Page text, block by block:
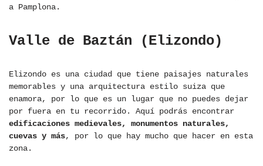
a Pamplona.
Valle de Baztán (Elizondo)
Elizondo es una ciudad que tiene paisajes naturales
memorables y una arquitectura estilo suiza que
enamora, por lo que es un lugar que no puedes dejar
por fuera en tu recorrido. Aquí podrás encontrar
edificaciones medievales, monumentos naturales,
cuevas y más, por lo que hay mucho que hacer en esta
zona.